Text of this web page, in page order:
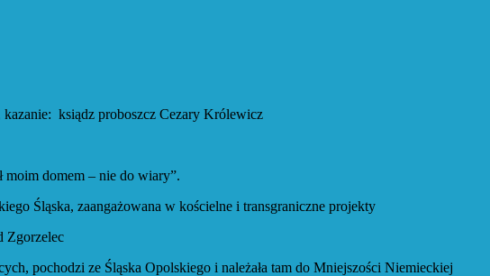
ksiądz proboszcz Cezary Królewicz
domem – nie do wiary”.
zaangażowana w kościelne i transgraniczne projekty
Zgorzelec
ze Śląska Opolskiego i należała tam do Mniejszości Niemieckiej